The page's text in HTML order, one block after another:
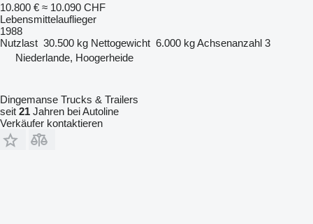
10.800 € ≈ 10.090 CHF
Lebensmittelauflieger
1988
Nutzlast 30.500 kg Nettogewicht 6.000 kgAchsenanzahl 3
Niederlande, Hoogerheide
Dingemanse Trucks & Trailers
seit 21 Jahren bei Autoline
Verkäufer kontaktieren